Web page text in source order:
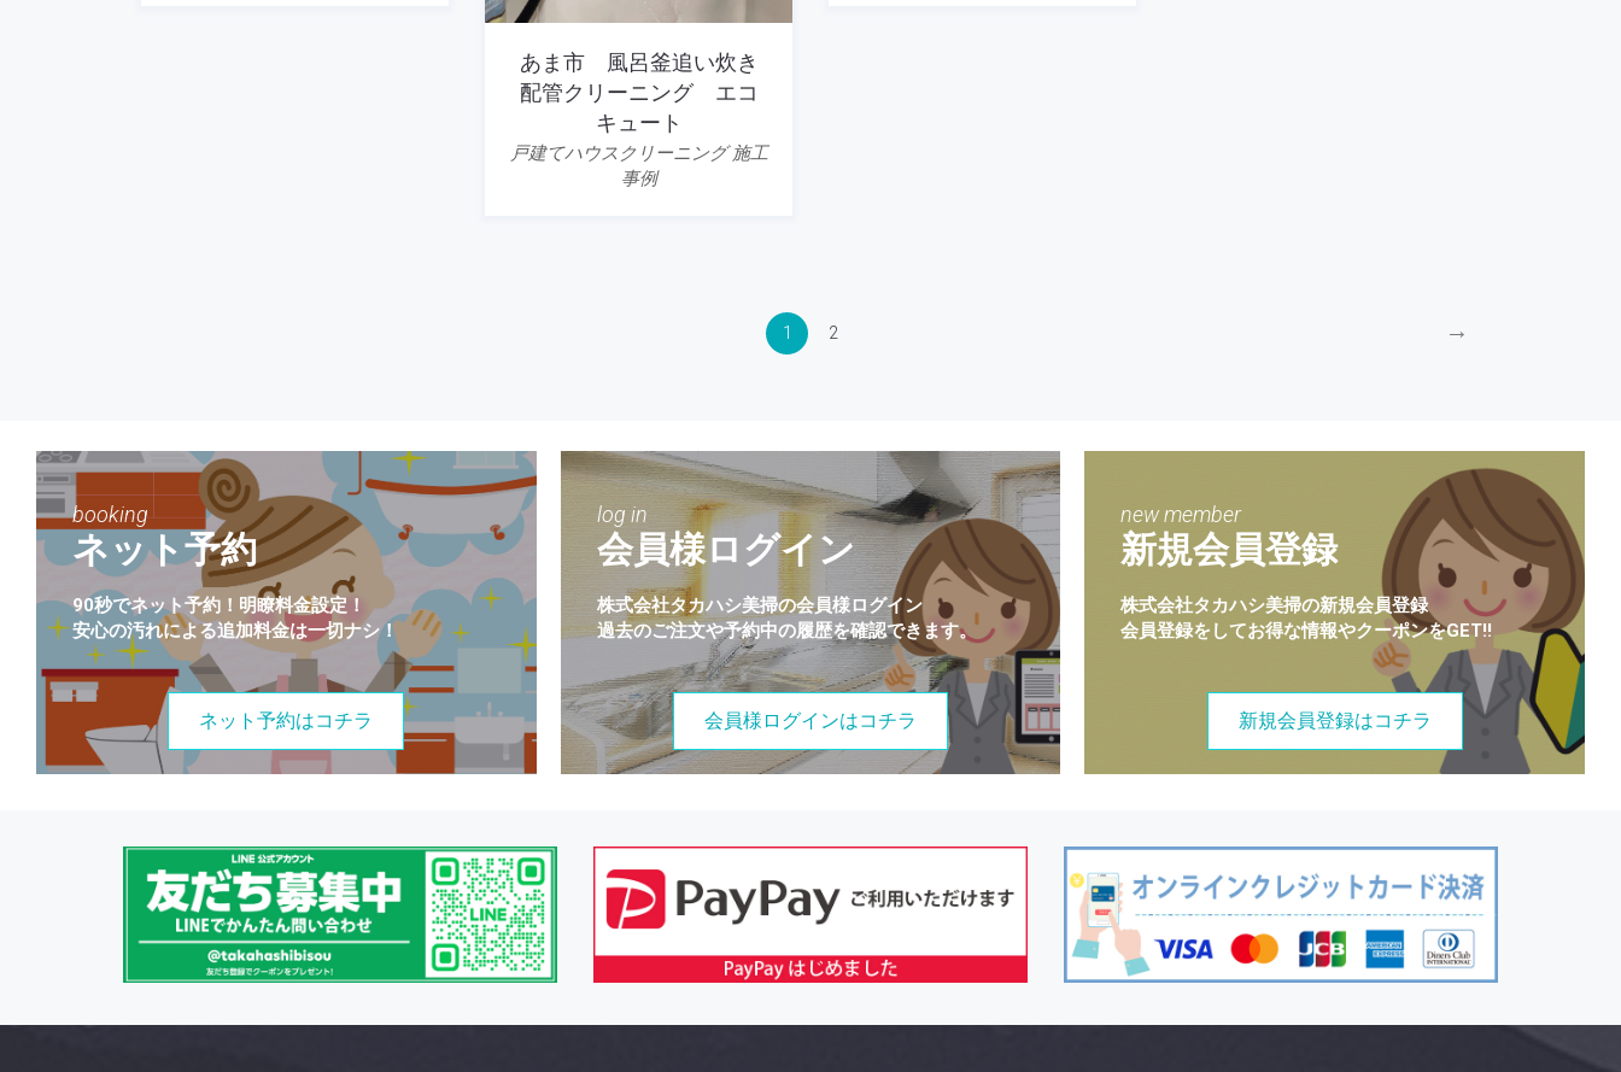
あま市 風呂釜追い炊き
配管クリーニング エコ
キュート
戸建てハウスクリーニング 施工
事例
1 2 →
booking
ネット予約
90秒でネット予約！明瞭料金設定！
安心の汚れによる追加料金は一切ナシ！
ネット予約はコチラ
log in
会員様ログイン
株式会社タカハシ美掃の会員様ログイン
過去のご注文や予約中の履歴を確認できます。
会員様ログインはコチラ
new member
新規会員登録
株式会社タカハシ美掃の新規会員登録
会員登録をしてお得な情報やクーポンをGET!!
新規会員登録はコチラ